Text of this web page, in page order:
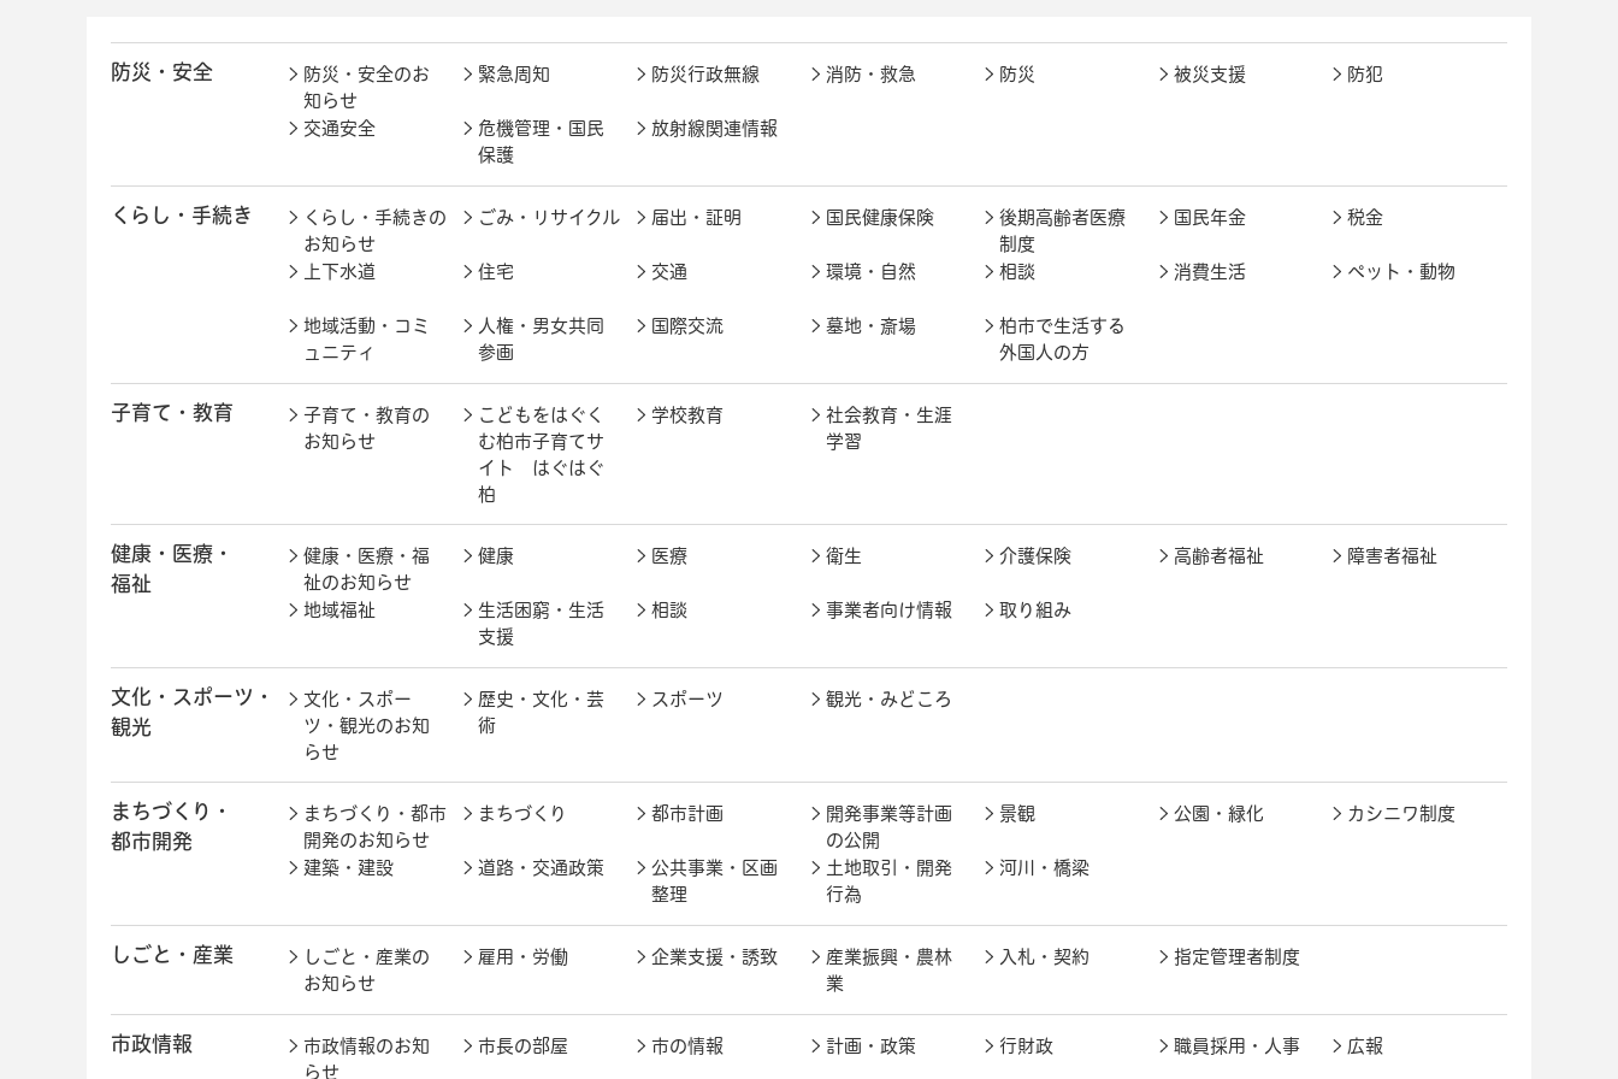
防災・安全
防災・安全のお
知らせ
緊急周知 防災行政無線 消防・救急 防災 被災支援 防犯
交通安全
危機管理・国民
保護
放射線関連情報
くらし・手続き
くらし・手続きの
お知らせ
ごみ・リサイクル 届出・証明 国民健康保険
後期高齢者医療
制度
国民年金 税金
上下水道 住宅 交通 環境・自然 相談 消費生活 ペット・動物
地域活動・コミ
ュニティ
人権・男女共同
参画
国際交流 墓地・斎場
柏市で生活する
外国人の方
子育て・教育
子育て・教育の
お知らせ
こどもをはぐく
む柏市子育てサ
イト はぐはぐ
柏
学校教育
社会教育・生涯
学習
健康・医療・
福祉
健康・医療・福
祉のお知らせ
健康 医療 衛生 介護保険 高齢者福祉 障害者福祉
地域福祉
生活困窮・生活
支援
相談 事業者向け情報 取り組み
文化・スポーツ・
観光
文化・スポー
ツ・観光のお知
らせ
歴史・文化・芸
術
スポーツ 観光・みどころ
まちづくり・
都市開発
まちづくり・都市
開発のお知らせ
まちづくり 都市計画
開発事業等計画
の公開
景観 公園・緑化 カシニワ制度
建築・建設 道路・交通政策
公共事業・区画
整理
土地取引・開発
行為
河川・橋梁
しごと・産業
しごと・産業の
お知らせ
雇用・労働 企業支援・誘致
産業振興・農林
業
入札・契約 指定管理者制度
市政情報
市政情報のお知
らせ
市長の部屋 市の情報 計画・政策 行財政 職員採用・人事 広報